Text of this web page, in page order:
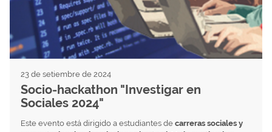
23 de setiembre de 2024
Socio-hackathon "Investigar en
Sociales 2024"
Este evento está dirigido a estudiantes de carreras sociales y